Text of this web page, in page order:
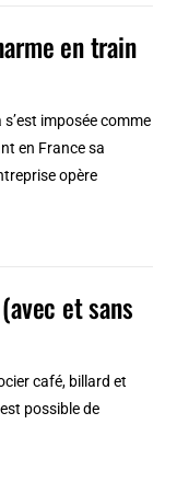
en train
imposée comme
en France sa
opère
et sans
café, billard et
possible de